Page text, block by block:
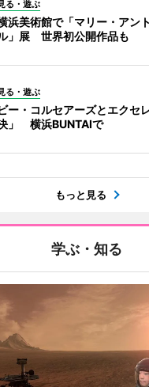
る・遊ぶ
浜美術館で「マリー・アン
」展 世界初公開作品も
る・遊ぶ
ー・コルセアーズとエクセ
」 横浜BUNTAIで
もっと見る
学ぶ・知る